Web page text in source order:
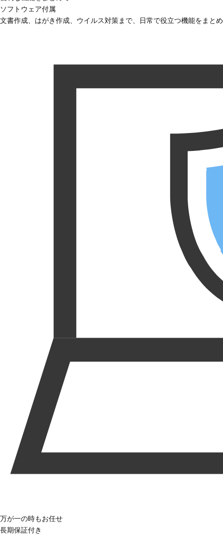
ソフトウェア付属
文書作成、はがき作成、ウイルス対策まで、日常で役立つ機能をまと
万が一の時もお任せ
長期保証付き